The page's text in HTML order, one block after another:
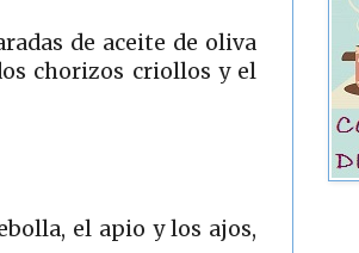
de aceite de oliva
chorizos criollos y el
el apio y los ajos,